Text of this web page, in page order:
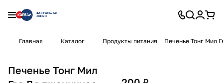
Главная Каталог Продукты питания Печенье Тонг Мил
Печенье Тонг Мил